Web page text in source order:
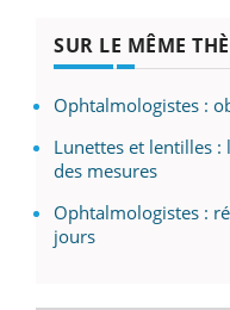
SUR LE MÊME
Ophtalmologistes :
Lunettes et lentilles
des mesures
Ophtalmologistes :
jours